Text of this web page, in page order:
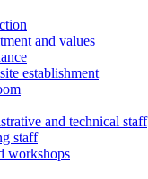
and values
establishment
and technical staff
staff
workshops